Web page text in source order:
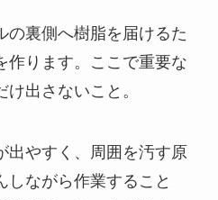
の裏側へ樹脂を届けるた
作ります。ここで重要な
出さないこと。
出やすく、周囲を汚す原
しながら作業すること